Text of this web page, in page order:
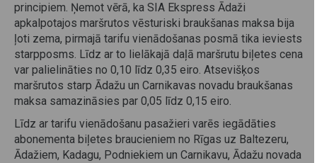
principiem. Ņemot vērā, ka SIA Ekspress Ādaži
apkalpotajos maršrutos vēsturiski braukšanas maksa bija
ļoti zema, pirmajā tarifu vienādošanas posmā tika ieviests
starpposms. Līdz ar to lielākajā daļā maršrutu biļetes cena
var palielināties no 0,10 līdz 0,35 eiro. Atsevišķos
maršrutos starp Ādažu un Carnikavas novadu braukšanas
maksa samazināsies par 0,05 līdz 0,15 eiro.
Līdz ar tarifu vienādošanu pasažieri varēs iegādāties
abonementa biļetes braucieniem no Rīgas uz Baltezeru,
Ādažiem, Kadagu, Podniekiem un Carnikavu, Ādažu novada